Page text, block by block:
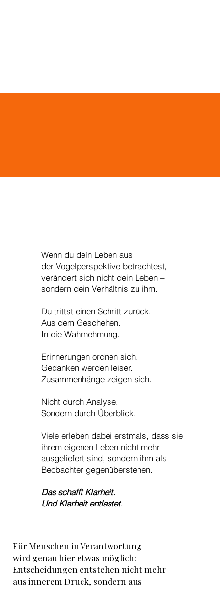
Wenn du dein Leben aus
der Vogelperspektive betrachtest,
verändert sich nicht dein Leben –
sondern dein Verhältnis zu ihm.
Du trittst einen Schritt zurück.
Aus dem Geschehen.
In die Wahrnehmung.
Erinnerungen ordnen sich.
Gedanken werden leiser.
Zusammenhänge zeigen sich.
Nicht durch Analyse.
Sondern durch Überblick.
Viele erleben dabei erstmals, dass sie
ihrem eigenen Leben nicht mehr
ausgeliefert sind, sondern ihm als
Beobachter gegenüberstehen.
Das schafft Klarheit.
Und Klarheit entlastet.
Für Menschen in Verantwortung
wird genau hier etwas möglich:
Entscheidungen entstehen nicht mehr
aus innerem Druck, sondern aus